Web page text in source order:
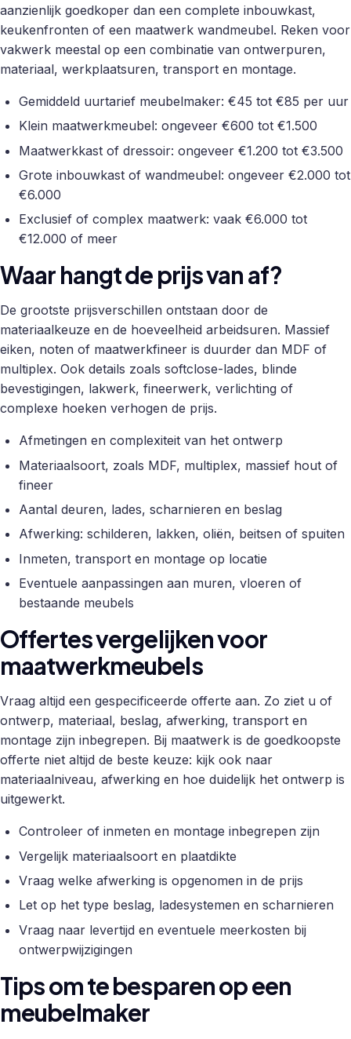
aanzienlijk goedkoper dan een complete inbouwkast,
keukenfronten of een maatwerk wandmeubel. Reken voor
vakwerk meestal op een combinatie van ontwerpuren,
materiaal, werkplaatsuren, transport en montage.
Gemiddeld uurtarief meubelmaker: €45 tot €85 per uur
Klein maatwerkmeubel: ongeveer €600 tot €1.500
Maatwerkkast of dressoir: ongeveer €1.200 tot €3.500
Grote inbouwkast of wandmeubel: ongeveer €2.000 tot
€6.000
Exclusief of complex maatwerk: vaak €6.000 tot
€12.000 of meer
Waar hangt de prijs van af?
De grootste prijsverschillen ontstaan door de
materiaalkeuze en de hoeveelheid arbeidsuren. Massief
eiken, noten of maatwerkfineer is duurder dan MDF of
multiplex. Ook details zoals softclose-lades, blinde
bevestigingen, lakwerk, fineerwerk, verlichting of
complexe hoeken verhogen de prijs.
Afmetingen en complexiteit van het ontwerp
Materiaalsoort, zoals MDF, multiplex, massief hout of
fineer
Aantal deuren, lades, scharnieren en beslag
Afwerking: schilderen, lakken, oliën, beitsen of spuiten
Inmeten, transport en montage op locatie
Eventuele aanpassingen aan muren, vloeren of
bestaande meubels
Offertes vergelijken voor
maatwerkmeubels
Vraag altijd een gespecificeerde offerte aan. Zo ziet u of
ontwerp, materiaal, beslag, afwerking, transport en
montage zijn inbegrepen. Bij maatwerk is de goedkoopste
offerte niet altijd de beste keuze: kijk ook naar
materiaalniveau, afwerking en hoe duidelijk het ontwerp is
uitgewerkt.
Controleer of inmeten en montage inbegrepen zijn
Vergelijk materiaalsoort en plaatdikte
Vraag welke afwerking is opgenomen in de prijs
Let op het type beslag, ladesystemen en scharnieren
Vraag naar levertijd en eventuele meerkosten bij
ontwerpwijzigingen
Tips om te besparen op een
meubelmaker